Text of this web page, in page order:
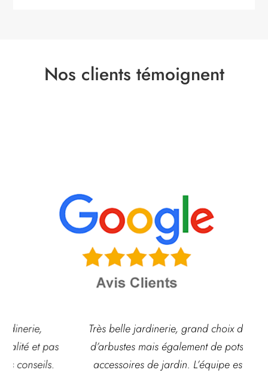
Nos clients témoignent
Très belle jardinerie, grand choix de fleurs et
d’arbustes mais également de pots ou autre
accessoires de jardin. L’équipe est souvent